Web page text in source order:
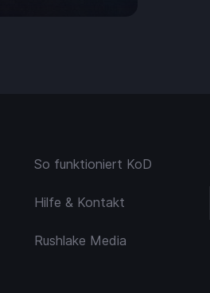
So funktioniert KoD
Hilfe & Kontakt
Rushlake Media